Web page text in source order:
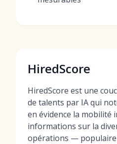
HiredScore
HiredScore est une
de talents par IA qui
en évidence la
informations sur la
opérations — populaire